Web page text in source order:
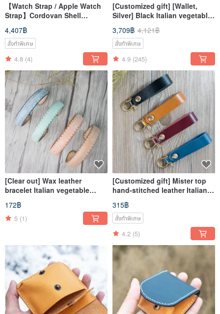
【Watch Strap / Apple Watch
Strap】Cordovan Shell
Leather - Various Colors -
Mister Handmade
4,407฿
สั่งทำพิเศษ
4.8 (4)
[Customized gift] [Wallet,
Silver] Black Italian vegetable
tanned leather customized
lettering MIS
3,709฿ 4,121฿
สั่งทำพิเศษ
4.9 (245)
[Clear out] Wax leather
bracelet Italian vegetable
tanned waxed leather
172฿
5 (1)
[Customized gift] Mister top
hand-stitched leather Italian
vegetable tanned leather
[Keychain] genuine leather
315฿
สั่งทำพิเศษ
4.2 (5)